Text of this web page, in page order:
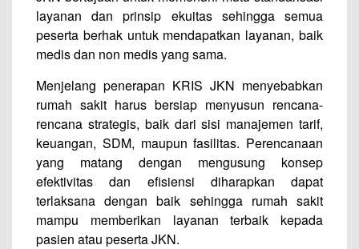
layanan dan prinsip ekuitas sehingga semua
peserta berhak untuk mendapatkan layanan, baik
medis dan non medis yang sama.
Menjelang penerapan KRIS JKN menyebabkan
rumah sakit harus bersiap menyusun rencana-
rencana strategis, baik dari sisi manajemen tarif,
keuangan, SDM, maupun fasilitas. Perencanaan
yang matang dengan mengusung konsep
efektivitas dan efisiensi diharapkan dapat
terlaksana dengan baik sehingga rumah sakit
mampu memberikan layanan terbaik kepada
pasien atau peserta JKN.